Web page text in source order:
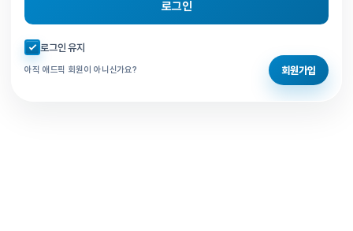
로그인
자동로그인 체크
로그인 유지
아직 애드픽 회원이 아니신가요? 회원가입